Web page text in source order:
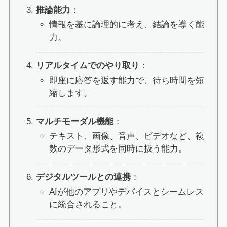
推論能力 ：
情報を基に論理的に考え、結論を導く能
力。
リアルタイムでのやり取り ：
即座に応答を返す能力で、待ち時間を短
縮します。
マルチモーダル機能：
テキスト、画像、音声、ビデオなど、複
数のデータ形式を同時に扱う能力。
デジタルツールとの連携：
AIが他のアプリやデバイスとシームレス
に統合されること。